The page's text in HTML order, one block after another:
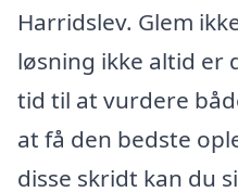
Harridslev. Glem
løsning ikke altid er
tid til at vurdere
at få den bedste
disse skridt kan du